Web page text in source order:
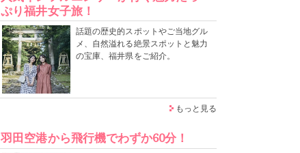
ぷり福井女子旅！
話題の歴史的スポットやご当地グル
メ、自然溢れる絶景スポットと魅力
の宝庫、福井県をご紹介。
もっと見る
羽田空港から飛行機でわずか60分！